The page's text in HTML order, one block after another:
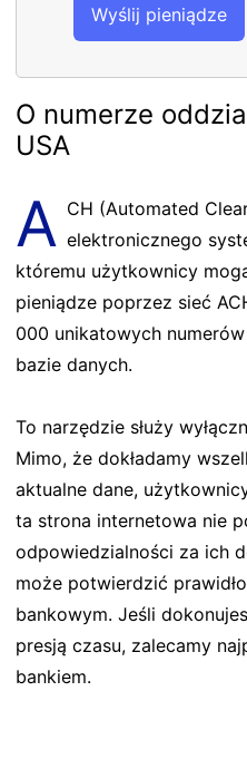
Wyślij pieniądze
O numerze
USA
A CH (Automated
elektronicznego
któremu użytkownicy
pieniądze poprzez sieć
000 unikatowych
bazie danych.
To narzędzie służy
Mimo, że dokładamy
aktualne dane,
ta strona internetowa nie
odpowiedzialności za ich
może potwierdzić
bankowym. Jeśli
presją czasu, zalecamy
bankiem.